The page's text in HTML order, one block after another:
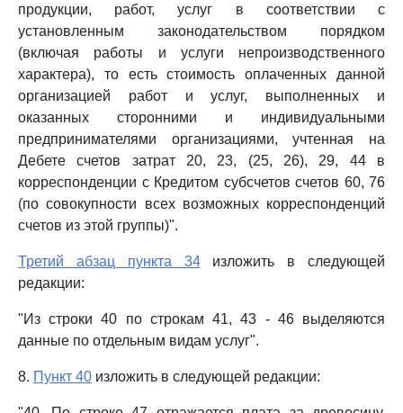
продукции, работ, услуг в соответствии с
установленным законодательством порядком
(включая работы и услуги непроизводственного
характера), то есть стоимость оплаченных данной
организацией работ и услуг, выполненных и
оказанных сторонними и индивидуальными
предпринимателями организациями, учтенная на
Дебете счетов затрат 20, 23, (25, 26), 29, 44 в
корреспонденции с Кредитом субсчетов счетов 60, 76
(по совокупности всех возможных корреспонденций
счетов из этой группы)".
Третий абзац пункта 34изложить в следующей
редакции:
"Из строки 40 по строкам 41, 43 - 46 выделяются
данные по отдельным видам услуг".
8. Пункт 40 изложить в следующей редакции: